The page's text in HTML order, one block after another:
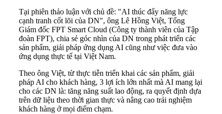
Tại phiên thảo luận với chủ đề: "AI thúc đẩy năng lực
cạnh tranh cốt lõi của DN", ông Lê Hồng Việt, Tổng
Giám đốc FPT Smart Cloud (Công ty thành viên của Tập
đoàn FPT), chia sẻ góc nhìn của DN trong phát triển các
sản phẩm, giải pháp ứng dụng AI cũng như việc đưa vào
ứng dụng thực tế tại Việt Nam.
Theo ông Việt, từ thực tiễn triển khai các sản phẩm, giải
pháp AI cho khách hàng, 3 lợi ích lớn nhất mà AI mang lại
cho các DN là: tăng năng suất lao động, ra quyết định dựa
trên dữ liệu theo thời gian thực và nâng cao trải nghiệm
khách hàng ở mọi điểm chạm.